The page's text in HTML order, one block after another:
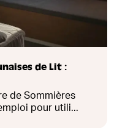
de Lit :
de Sommières
pour utili...